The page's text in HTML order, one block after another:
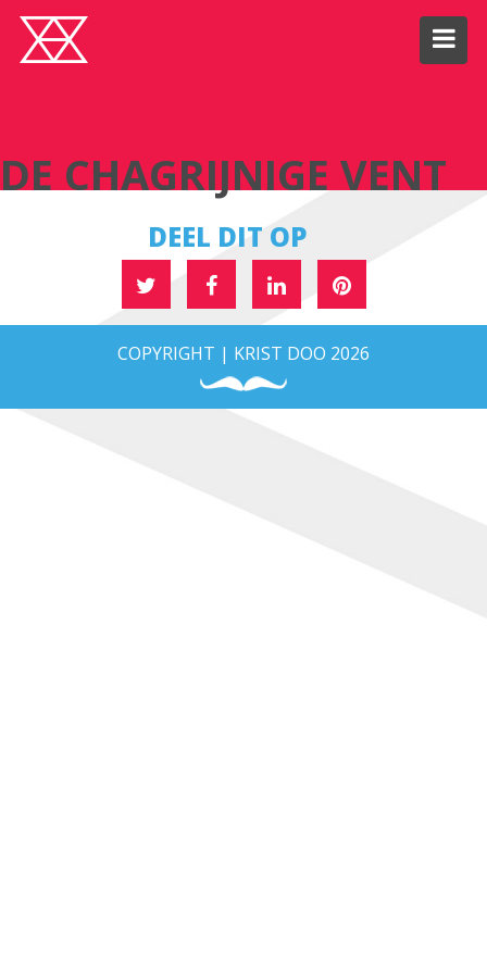
DE CHAGRIJNIGE VENT
DEEL DIT OP
COPYRIGHT | KRIST DOO 2026